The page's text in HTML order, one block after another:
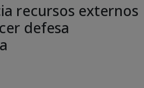
recursos externos
defesa